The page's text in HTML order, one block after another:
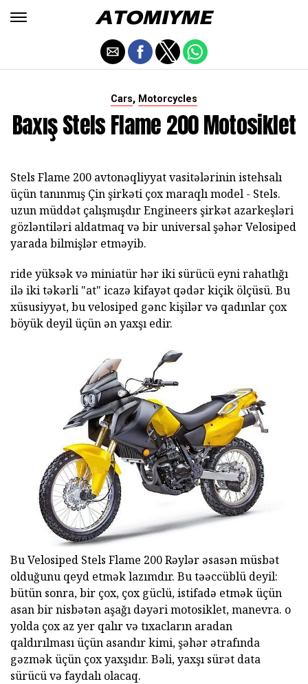
Cars, Motorcycles
Baxış Stels Flame 200 Motosiklet
Stels Flame 200 avtonəqliyyat vasitələrinin istehsalı
üçün tanınmış Çin şirkəti çox maraqlı model - Stels.
uzun müddət çalışmışdır Engineers şirkət azarkeşləri
gözləntiləri aldatmaq və bir universal şəhər Velosiped
yarada bilmişlər etməyib.
ride yüksək və miniatür hər iki sürücü eyni rahatlığı
ilə iki təkərli "at" icazə kifayət qədər kiçik ölçüsü. Bu
xüsusiyyət, bu velosiped gənc kişilər və qadınlar çox
böyük deyil üçün ən yaxşı edir.
Bu Velosiped Stels Flame 200 Rəylər əsasən müsbət
olduğunu qeyd etmək lazımdır. Bu təəccüblü deyil:
bütün sonra, bir çox, çox güclü, istifadə etmək üçün
asan bir nisbətən aşağı dəyəri motosiklet, manevra. o
yolda çox az yer qalır və tıxacların aradan
qaldırılması üçün asandır kimi, şəhər ətrafında
gəzmək üçün çox yaxşıdır. Bəli, yaxşı sürət data
sürücü və faydalı olacaq.